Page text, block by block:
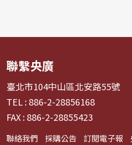
聯繫央廣
臺北市104中山區北安路55號
TEL : 886-2-28856168
FAX : 886-2-28855423
聯絡我們 採購公告 訂閱電子報